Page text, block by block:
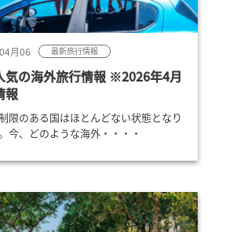
月06 最新旅行情報
気の海外旅行情報 ※2026年4月
報
限のある国はほとんどない状態となり
今、どのような海外・・・・